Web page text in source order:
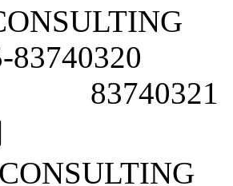
83740320